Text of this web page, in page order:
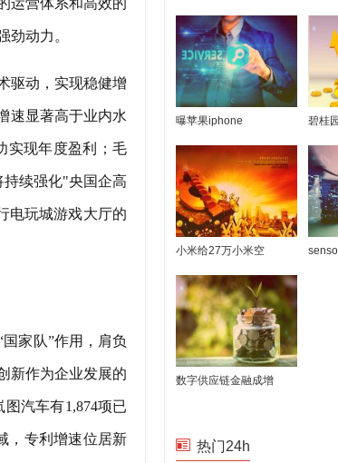
运营体系和高效的
劲动力。
驱动，实现稳健增
速显著高于业内水
实现年度盈利；毛
持续强化"央国企高
电玩城游戏大厅的
家队”作用，肩负
新作为企业发展的
汽车有1,874项已
，专利增速位居新
曝苹果iphone 碧桂
小米给27万小米空
数字供应链金融成增
热门24h